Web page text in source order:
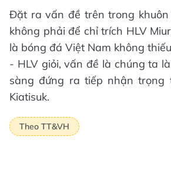
Đặt ra vấn đề trên trong
không phải để chỉ trích HLV
là bóng đá Việt Nam không
- HLV giỏi, vấn đề là chúng ta
sàng đứng ra tiếp nhận trọng
Kiatisuk.
Theo TT&VH